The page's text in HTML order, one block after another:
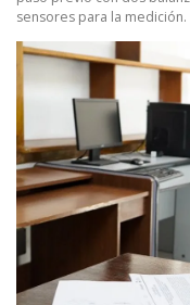
sensores para la medición.